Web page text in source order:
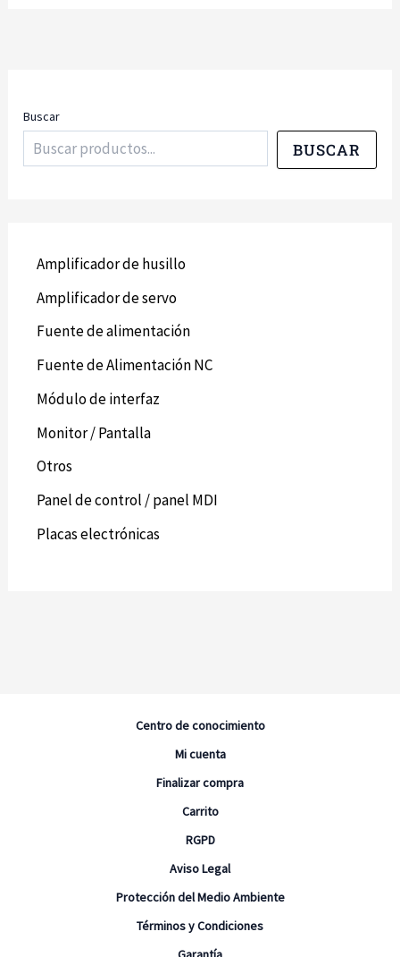
Buscar
BUSCAR
Amplificador de husillo
Amplificador de servo
Fuente de alimentación
Fuente de Alimentación NC
Módulo de interfaz
Monitor / Pantalla
Otros
Panel de control / panel MDI
Placas electrónicas
Centro de conocimiento
Mi cuenta
Finalizar compra
Carrito
RGPD
Aviso Legal
Protección del Medio Ambiente
Términos y Condiciones